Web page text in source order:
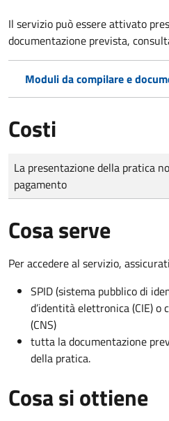
Il servizio può essere attivato
documentazione prevista,
Moduli da compilare e
Costi
Tipo di pagamento
Importo
La presentazione della pratica
pagamento
Cosa serve
Per accedere al servizio,
SPID (sistema pubblico di
d’identità elettronica (CIE) o
(CNS)
tutta la documentazione
della pratica.
Cosa si ottiene